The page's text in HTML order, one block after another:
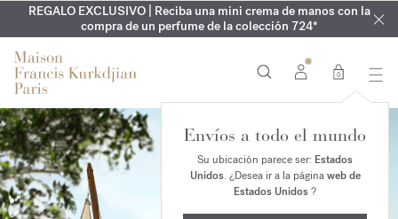
EXCLUSIVO | Descubra la nueva fragancia OUD velvet mood
en su pedido*
REGALO EXCLUSIVO | Reciba una mini crema de manos con la
compra de un perfume de la colección 724*
GRABADO GRATUITO | En la colección AquaCologne forte
hasta el 16 de agosto
ARMARIO DE VERANO | Descubra su fragancia de verano
0
Envíos a todo el mundo
Su ubicación parece ser: Estados
Unidos. ¿Desea ir a la páginaweb de
Estados Unidos?